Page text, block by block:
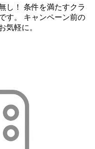
し！ 条件を満たすクラ
す。 キャンペーン前の
気軽に。